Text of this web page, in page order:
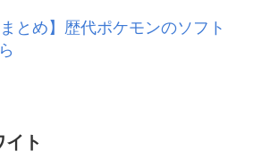
まとめ】歴代ポケモンのソフト
ト